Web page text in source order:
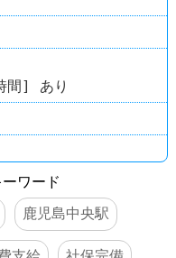
間] あり
ワード
鹿児島中央駅